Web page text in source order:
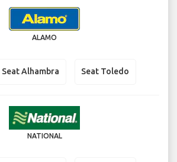
ALAMO
Seat Alhambra Seat Toledo
NATIONAL